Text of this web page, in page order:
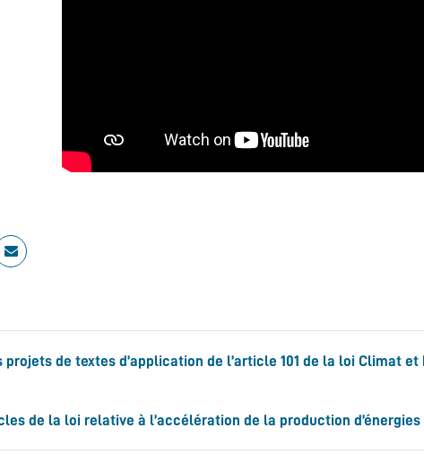
projets de textes d’application de l’article 101 de la loi Climat et
de la loi relative à l’accélération de la production